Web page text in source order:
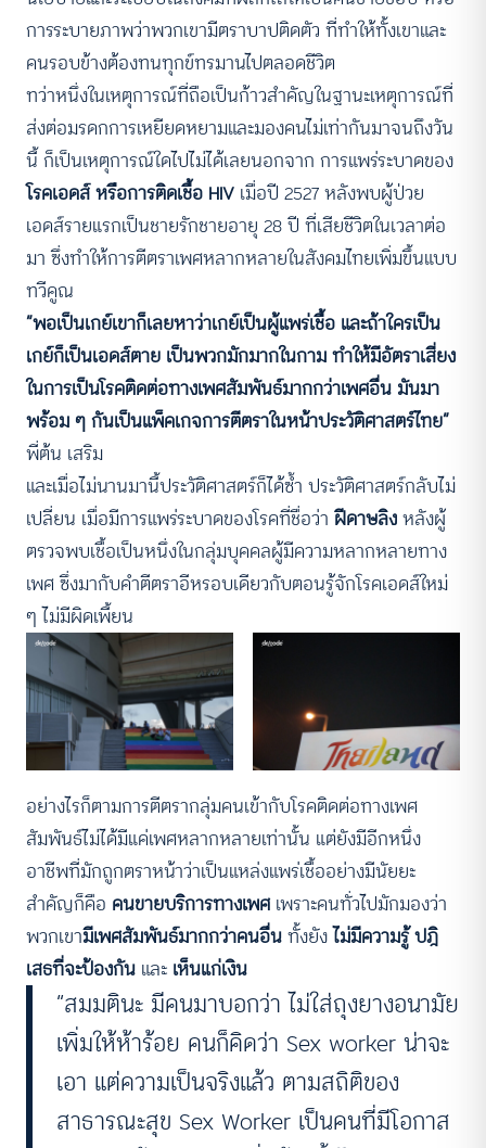
การระบายภาพว่าพวกเขามีตราบาปติดตัว ที่ทำให้ทั้งเขาและ
คนรอบข้างต้องทนทุกข์ทรมานไปตลอดชีวิต
ทว่าหนึ่งในเหตุการณ์ที่ถือเป็นก้าวสำคัญในฐานะเหตุการณ์ที่
ส่งต่อมรดกการเหยียดหยามและมองคนไม่เท่ากันมาจนถึงวัน
นี้ ก็เป็นเหตุการณ์ใดไปไม่ได้เลยนอกจาก การแพร่ระบาดของ
โรคเอดส์ หรือการติดเชื้อ HIV เมื่อปี 2527 หลังพบผู้ป่วย
เอดส์รายแรกเป็นชายรักชายอายุ 28 ปี ที่เสียชีวิตในเวลาต่อ
มา ซึ่งทำให้การตีตราเพศหลากหลายในสังคมไทยเพิ่มขึ้นแบบ
ทวีคูณ
“พอเป็นเกย์เขาก็เลยหาว่าเกย์เป็นผู้แพร่เชื้อ และถ้าใครเป็น
เกย์ก็เป็นเอดส์ตาย เป็นพวกมักมากในกาม ทำให้มีอัตราเสี่ยง
ในการเป็นโรคติดต่อทางเพศสัมพันธ์มากกว่าเพศอื่น มันมา
พร้อม ๆ กันเป็นแพ็คเกจการตีตราในหน้าประวัติศาสตร์ไทย”
พี่ต้น เสริม
และเมื่อไม่นานมานี้ประวัติศาสตร์ก็ได้ซ้ำ ประวัติศาสตร์กลับไม่
เปลี่ยน เมื่อมีการแพร่ระบาดของโรคที่ชื่อว่า ฝีดาษลิงหลังผู้
ตรวจพบเชื้อเป็นหนึ่งในกลุ่มบุคคลผู้มีความหลากหลายทาง
เพศ ซึ่งมากับคำตีตราอีหรอบเดียวกับตอนรู้จักโรคเอดส์ใหม่
ๆ ไม่มีผิดเพี้ยน
อย่างไรก็ตามการตีตรากลุ่มคนเข้ากับโรคติดต่อทางเพศ
สัมพันธ์ไม่ได้มีแค่เพศหลากหลายเท่านั้น แต่ยังมีอีกหนึ่ง
อาชีพที่มักถูกตราหน้าว่าเป็นแหล่งแพร่เชื้ออย่างมีนัยยะ
สำคัญก็คือ คนขายบริการทางเพศเพราะคนทั่วไปมักมองว่า
พวกเขามีเพศสัมพันธ์มากกว่าคนอื่นทั้งยังไม่มีความรู้ ปฎิ
เสธที่จะป้องกัน และ เห็นแก่เงิน
“สมมตินะ มีคนมาบอกว่า ไม่ใส่ถุงยางอนามัย
เพิ่มให้ห้าร้อย คนก็คิดว่า Sex worker น่าจะ
เอา แต่ความเป็นจริงแล้ว ตามสถิติของ
สาธารณะสุข Sex Worker เป็นคนที่มีโอกาส